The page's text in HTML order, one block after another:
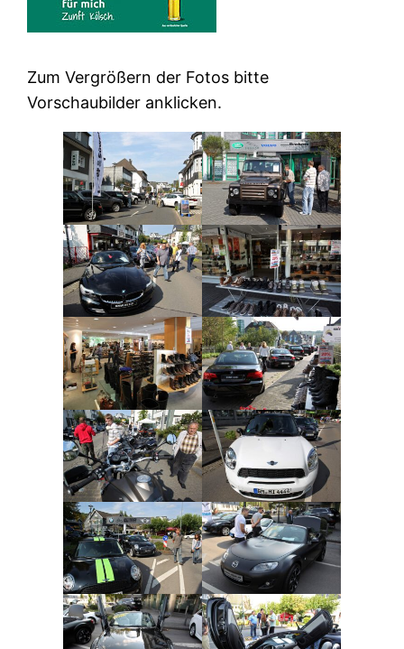
Zum Vergrößern der Fotos bitte
Vorschaubilder anklicken.